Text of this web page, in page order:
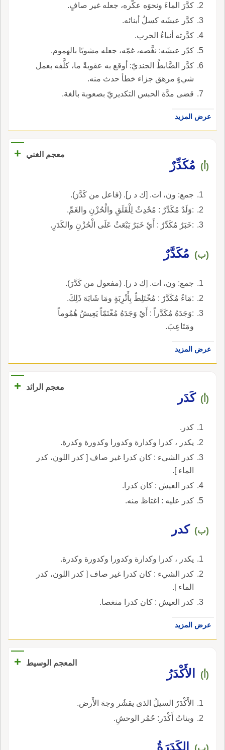
كدَّرَ الماءَ ونحوَه عكَّره، جعله غير صافٍ.
كدَّر عيشَه كسلُ أبنائه.
كدَّرته أنباءُ الحرب.
كدّر عيشَه: نغَّصه، غمّه، جعله مشوبًا بالهموم.
كدَّر الضَّابطُ الجنديّ: أوقع به عقوبةً ما، كلَّفه بعمل
شيءٍ مرهق جزاء خطأ حدث منه.
قضى مدَّة الحبس التكديريّ بصعوبة بالغة.
عرض المزيد
معجم الغني +
(أ) مُكَدِّرٌ
جمع: ون، ات. [ك د ر]. (فاعل من كَدَّرَ).
:وَلَدٌ مُكَدِّرٌ : مُحْدِثٌ لِلْقَلَقِ والْحُزْنِ والغَمِّ.
:خَبَرٌ مُكَدِّرٌ : أَيْ خَبَرٌ يَبْعَثُ عَلَى الْحُزْنِ والكَدَرِ.
(ب) مُكَدَّرٌ
جمع: ون، ات. [ك د ر]. (مفعول من كَدَّرَ).
:مَاءٌ مُكَدَّرٌ : مُخْتَلِطٌ بِأَتْرِبَةٍ ومَا شَابَهَ ذَلِكَ.
:وَجَدَهُ مُكَدَّراً : أَيْ وَجَدَهُ مُغْتَمّاً يَعِيشُ هُمُوماً
ومَتَاعِبَ.
عرض المزيد
معجم الرائد +
(أ) كَدَر
كدر.
يكدر ، كدرا وكدارة وكدورا وكدورة وكدرة.
كدر الشيء : كان كدرا غير صاف [ كدر اللون، كدر
الماء ].
كدر العيش : كان كدرا.
كدر عليه : اغتاظ منه.
(ب) كدر
يكدر ، كدرا وكدارة وكدورا وكدورة وكدرة.
كدر الشيء : كان كدرا غير صاف [ كدر اللون، كدر
الماء ].
كدر العيش : كان كدرا منغصا.
عرض المزيد
المعجم الوسيط +
(أ) الأَكْدَرُ
الأَكْدَرُ السيلُ الذى يقشُر وجهَ الأَرض.
وبناتُ أَكْدَر: حُمُر الوحشِ.
(ب) الكَدَرَةُ